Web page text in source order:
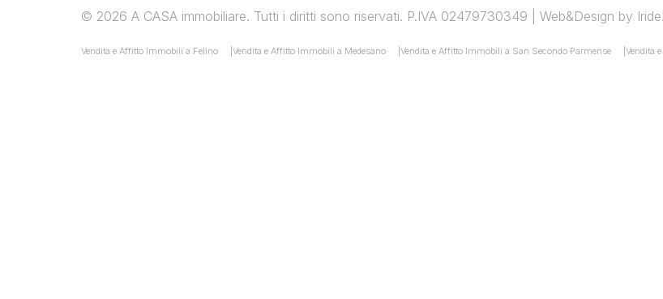
© 2026 A CASA immobiliare. Tutti i diritti sono riservati. P.IVA 02479730349 | Web&Design by
Vendita e Affitto Immobili a Felino Vendita e Affitto Immobili a Medesano Vendita e Affitto Immobili a San Secondo Parmense Vendita